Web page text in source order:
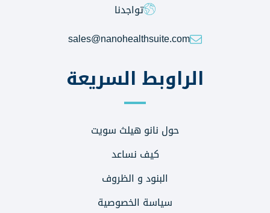
تواجدنا
sales@nanohealthsuite.com
الراوبط السريعة
حول نانو هيلث سويت
كيف نساعد
البنود و الظروف
سياسة الخصوصية